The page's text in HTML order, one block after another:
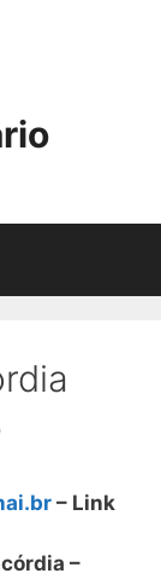
– Link
–